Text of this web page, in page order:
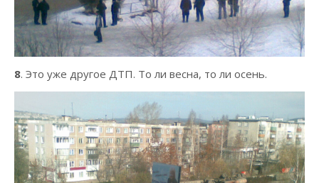
8. Это уже другое ДТП. То ли весна, то ли осень.